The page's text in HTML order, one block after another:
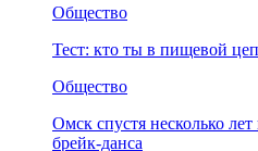
Общество
Тест: кто ты в пищевой
Общество
Омск спустя несколько
брейк-данса